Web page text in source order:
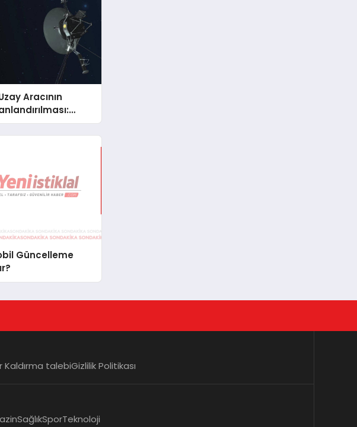
Aracının
Kararı
Güncelleme
Kaldırma talebiGizlilik Politikası
SağlıkSporTeknoloji